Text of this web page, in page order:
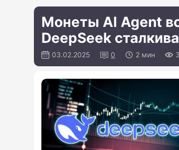
Монеты AI Agent
DeepSeek
03.02.2025 0 2 мин